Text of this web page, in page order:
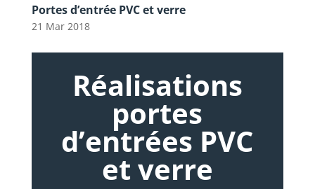
Portes d’entrée PVC et verre
21 Mar 2018
Réalisations
portes
d’entrées PVC
et verre